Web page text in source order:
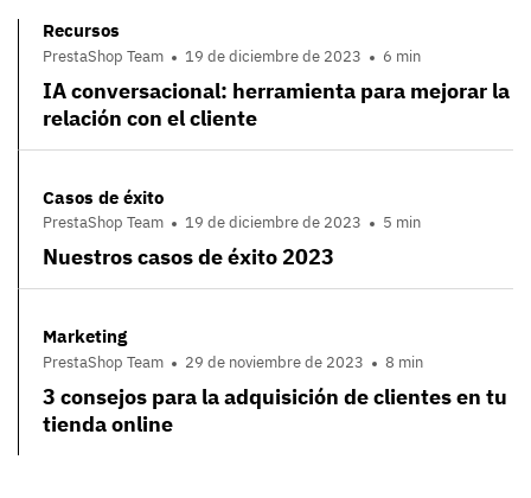
Recursos
PrestaShop Team 19 de diciembre de 2023 6 min
IA conversacional: herramienta para mejorar la
relación con el cliente
Casos de éxito
PrestaShop Team 19 de diciembre de 2023 5 min
Nuestros casos de éxito 2023
Marketing
PrestaShop Team 29 de noviembre de 2023 8 min
3 consejos para la adquisición de clientes en tu
tienda online